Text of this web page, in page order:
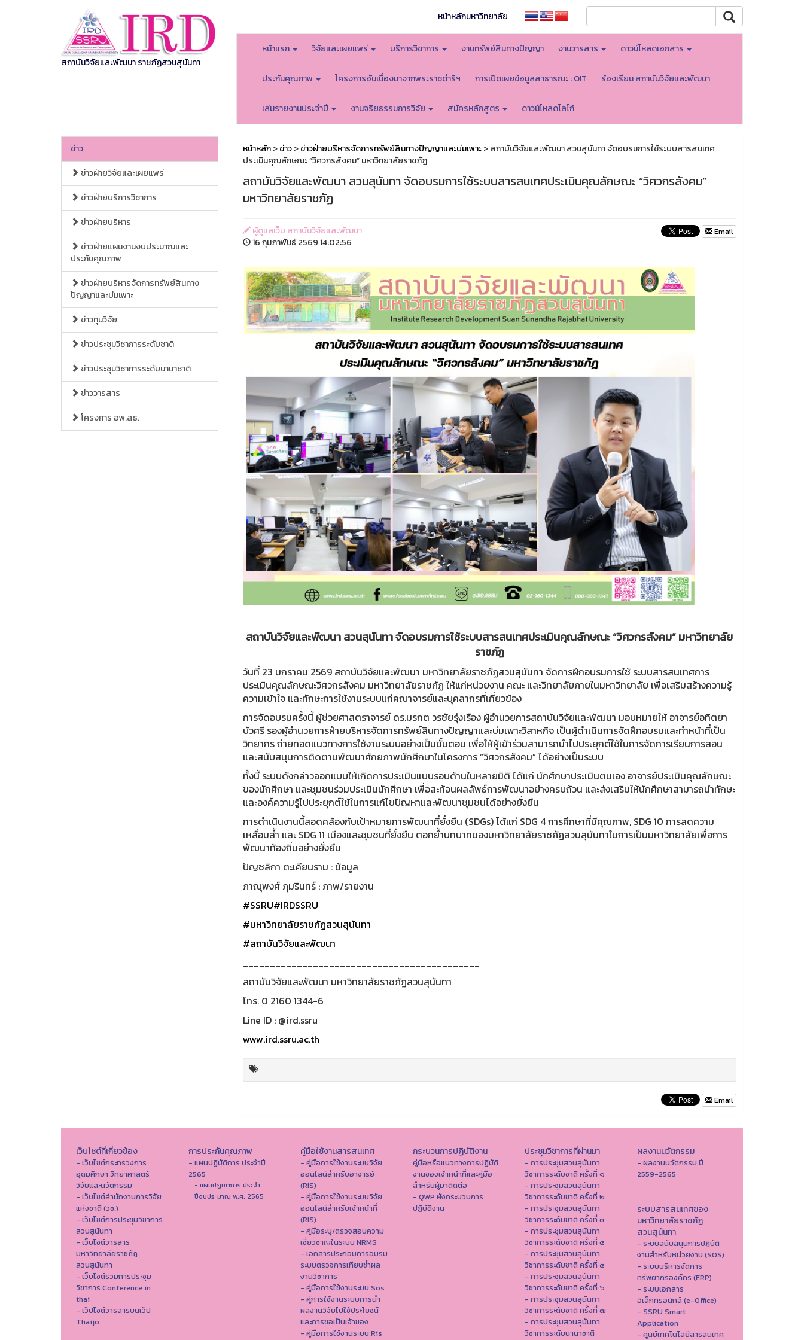
สถาบันวิจัยและพัฒนา ราชภัฏสวนสุนันทา
หน้าหลักมหาวิทยาลัย
หน้าแรก วิจัยและเผยแพร่ บริการวิชาการ งานทรัพย์สินทางปัญญา งานวารสาร ดาวน์โหลดเอกสาร
ประกันคุณภาพ โครงการอันเนื่องมาจากพระราชดำริฯ การเปิดเผยข้อมูลสาธารณะ : OIT ร้องเรียน สถาบันวิจัยและพัฒนา
เล่มรายงานประจำปี งานจริยธรรมการวิจัย สมัครหลักสูตร ดาวน์โหลดโลโก้
ข่าว
ข่าวฝ่ายวิจัยและเผยแพร่
ข่าวฝ่ายบริการวิชาการ
ข่าวฝ่ายบริหาร
ข่าวฝ่ายแผนงานงบประมาณและ
ประกันคุณภาพ
ข่าวฝ่ายบริหารจัดการทรัพย์สินทาง
ปัญญาและบ่มเพาะ
ข่าวทุนวิจัย
ข่าวประชุมวิชาการระดับชาติ
ข่าวประชุมวิชาการระดับนานาชาติ
ข่าววารสาร
โครงการ อพ.สธ.
หน้าหลัก>ข่าว>ข่าวฝ่ายบริหารจัดการทรัพย์สินทางปัญญาและบ่มเพาะ> สถาบันวิจัยและพัฒนา สวนสุนันทา จัดอบรมการใช้ระบบสารสนเทศ
ประเมินคุณลักษณะ “วิศวกรสังคม” มหาวิทยาลัยราชภัฏ
สถาบันวิจัยและพัฒนา สวนสุนันทา จัดอบรมการใช้ระบบสารสนเทศประเมินคุณลักษณะ “วิศวกรสังคม”
มหาวิทยาลัยราชภัฏ
ผู้ดูแลเว็บ สถาบันวิจัยและพัฒนา
16 กุมภาพันธ์ 2569 14:02:56
Email
สถาบันวิจัยและพัฒนา สวนสุนันทา จัดอบรมการใช้ระบบสารสนเทศประเมินคุณลักษณะ “วิศวกรสังคม” มหาวิทยาลัย
ราชภัฏ
วันที่ 23 มกราคม 2569 สถาบันวิจัยและพัฒนา มหาวิทยาลัยราชภัฏสวนสุนันทา จัดการฝึกอบรมการใช้ ระบบสารสนเทศการ
ประเมินคุณลักษณะวิศวกรสังคม มหาวิทยาลัยราชภัฏ ให้แก่หน่วยงาน คณะ และวิทยาลัยภายในมหาวิทยาลัย เพื่อเสริมสร้างความรู้
ความเข้าใจ และทักษะการใช้งานระบบแก่คณาจารย์และบุคลากรที่เกี่ยวข้อง
การจัดอบรมครั้งนี้ ผู้ช่วยศาสตราจารย์ ดร.มรกต วรชัยรุ่งเรือง ผู้อำนวยการสถาบันวิจัยและพัฒนา มอบหมายให้ อาจารย์อทิตยา
บัวศรี รองผู้อำนวยการฝ่ายบริหารจัดการทรัพย์สินทางปัญญาและบ่มเพาะวิสาหกิจ เป็นผู้ดำเนินการจัดฝึกอบรมและทำหน้าที่เป็น
วิทยากร ถ่ายทอดแนวทางการใช้งานระบบอย่างเป็นขั้นตอน เพื่อให้ผู้เข้าร่วมสามารถนำไปประยุกต์ใช้ในการจัดการเรียนการสอน
และสนับสนุนการติดตามพัฒนาศักยภาพนักศึกษาในโครงการ “วิศวกรสังคม” ได้อย่างเป็นระบบ
ทั้งนี้ ระบบดังกล่าวออกแบบให้เกิดการประเมินแบบรอบด้านในหลายมิติ ได้แก่ นักศึกษาประเมินตนเอง อาจารย์ประเมินคุณลักษณะ
ของนักศึกษา และชุมชนร่วมประเมินนักศึกษา เพื่อสะท้อนผลลัพธ์การพัฒนาอย่างครบถ้วน และส่งเสริมให้นักศึกษาสามารถนำทักษะ
และองค์ความรู้ไปประยุกต์ใช้ในการแก้ไขปัญหาและพัฒนาชุมชนได้อย่างยั่งยืน
การดำเนินงานนี้สอดคล้องกับเป้าหมายการพัฒนาที่ยั่งยืน (SDGs) ได้แก่ SDG 4 การศึกษาที่มีคุณภาพ, SDG 10 การลดความ
เหลื่อมล้ำ และ SDG 11 เมืองและชุมชนที่ยั่งยืน ตอกย้ำบทบาทของมหาวิทยาลัยราชภัฏสวนสุนันทาในการเป็นมหาวิทยาลัยเพื่อการ
พัฒนาท้องถิ่นอย่างยั่งยืน
ปัญชลิกา ตะเคียนราม : ข้อมูล
ภาณุพงศ์ ภุมรินทร์ : ภาพ/รายงาน
#SSRU#IRDSSRU
#มหาวิทยาลัยราชภัฏสวนสุนันทา
#สถาบันวิจัยและพัฒนา
____________________________________________
สถาบันวิจัยและพัฒนา มหาวิทยาลัยราชภัฏสวนสุนันทา
โทร. 0 2160 1344-6
Line ID : @ird.ssru
www.ird.ssru.ac.th
Email
เว็บไซต์ที่เกี่ยวข้อง
- เว็บไซต์กระทรวงการ
อุดมศึกษา วิทยาศาสตร์
วิจัยและนวัตกรรม
- เว็บไซต์สำนักงานการวิจัย
แห่งชาติ (วช.)
- เว็บไซต์การประชุมวิชาการ
สวนสุนันทา
- เว็บไซต์วารสาร
มหาวิทยาลัยราชภัฏ
สวนสุนันทา
- เว็บไซต์รวมการประชุม
วิชาการ Conference in
thai
- เว็ปไซต์วารสารบนเว็ป
Thaijo
การประกันคุณภาพ
- แผนปฏิบัติการ ประจำปี
2565
- แผนปฏิบัติการ ประจำ
ปีงบประมาณ พ.ศ. 2565
คู่มือใช้งานสารสนเทศ
- คู่มือการใช้งานระบบวิจัย
ออนไลน์สำหรับอาจารย์
(RIS)
- คู่มือการใช้งานระบบวิจัย
ออนไลน์สำหรับเจ้าหน้าที่
(RIS)
- คู่มือระบุ/ตรวจสอบความ
เชี่ยวชาญในระบบ NRMS
- เอกสารประกอบการอบรม
ระบบตรวจการเทียบซ้ำผล
งานวิชาการ
- คู่มือการใช้งานระบบ Sos
- คู่การใช้งานระบบการนำ
ผลงานวิจัยไปใช้ประโยชน์
และการขอเป็นเจ้าของ
- คู่มือการใช้งานระบบ Ris
กระบวนการปฏิบัติงาน
คู่มือหรือแนวทางการปฏิบัติ
งานของเจ้าหน้าที่และคู่มือ
สำหรับผู้มาติดต่อ
- QWP ผังกระบวนการ
ปฏิบัติงาน
ประชุมวิชาการที่ผ่านมา
- การประชุมสวนสุนันทา
วิชาการระดับชาติ ครั้งที่ ๑
- การประชุมสวนสุนันทา
วิชาการระดับชาติ ครั้งที่ ๒
- การประชุมสวนสุนันทา
วิชาการระดับชาติ ครั้งที่ ๓
- การประชุมสวนสุนันทา
วิชาการระดับชาติ ครั้งที่ ๔
- การประชุมสวนสุนันทา
วิชาการระดับชาติ ครั้งที่ ๕
- การประชุมสวนสุนันทา
วิชาการระดับชาติ ครั้งที่ ๖
- การประชุมสวนสุนันทา
วิชาการระดับชาติ ครั้งที่ ๗
- การประชุมสวนสุนันทา
วิชาการระดับนานาชาติ
ผลงานนวัตกรรม
- ผลงานนวัตกรรม ปี
2559-2565
ระบบสารสนเทศของ
มหาวิทยาลัยราชภัฏ
สวนสุนันทา
- ระบบสนับสนุนการปฏิบัติ
งานสำหรับหน่วยงาน (SOS)
- ระบบบริหารจัดการ
ทรัพยากรองค์กร (ERP)
- ระบบเอกสาร
อิเล็กทรอนิกส์ (e-Office)
- SSRU Smart
Application
- ศูนย์เทคโนโลยีสารสนเทศ